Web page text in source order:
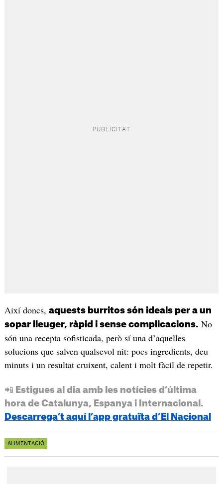
Així doncs, aquests burritos són ideals per a un
sopar lleuger, ràpid i sense complicacions. No
són una recepta sofisticada, però sí una d’aquelles
solucions que salven qualsevol nit: pocs ingredients, deu
minuts i un resultat cruixent, calent i molt fàcil de repetir.
📲 Estigues al dia amb les notícies d’última
hora de Catalunya, Espanya i Internacional.
Descarrega’t aquí l’app gratuïta d’El Nacional
ALIMENTACIÓ